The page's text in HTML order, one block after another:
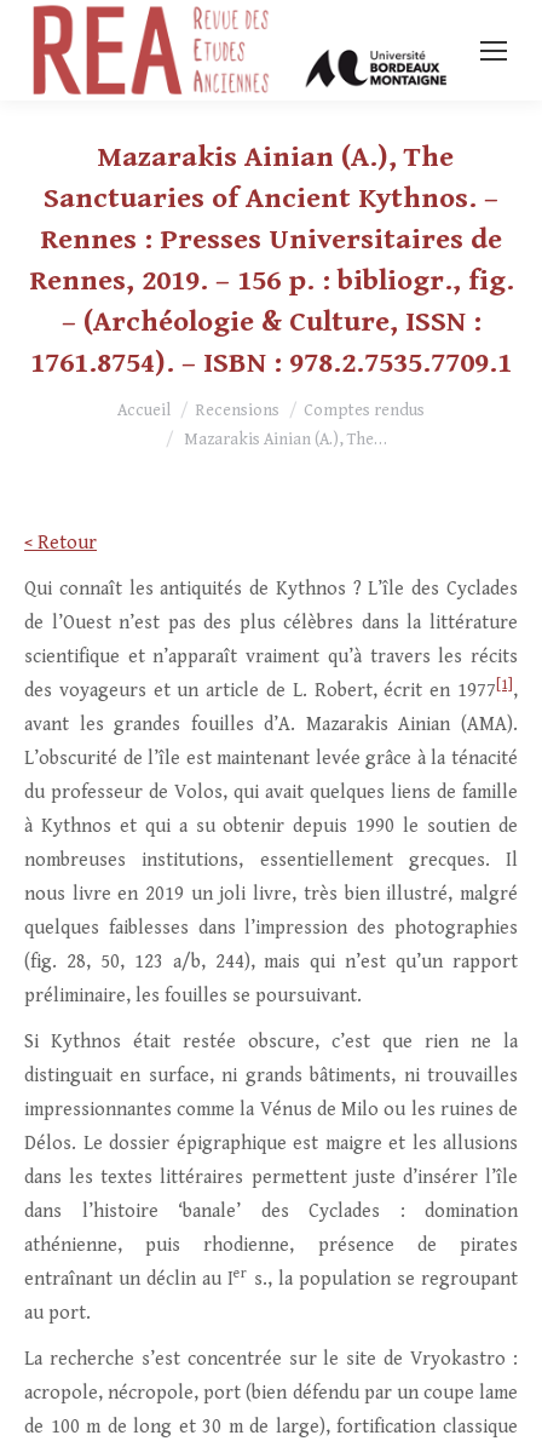
Mazarakis Ainian (A.), The
Sanctuaries of Ancient Kythnos. –
Rennes : Presses Universitaires de
Rennes, 2019. – 156 p. : bibliogr., fig.
– (Archéologie & Culture, ISSN :
1761.8754). – ISBN : 978.2.7535.7709.1
Vous êtes ici :Accueil Recensions
Comptes rendus
Mazarakis Ainian (A.), The…
< Retour
Qui connaît les antiquités de Kythnos ? L’île des Cyclades
de l’Ouest n’est pas des plus célèbres dans la littérature
scientifique et n’apparaît vraiment qu’à travers les récits
des voyageurs et un article de L. Robert, écrit en 1977 [1] ,
avant les grandes fouilles d’A. Mazarakis Ainian (AMA).
L’obscurité de l’île est maintenant levée grâce à la ténacité
du professeur de Volos, qui avait quelques liens de famille
à Kythnos et qui a su obtenir depuis 1990 le soutien de
nombreuses institutions, essentiellement grecques. Il
nous livre en 2019 un joli livre, très bien illustré, malgré
quelques faiblesses dans l’impression des photographies
(fig. 28, 50, 123 a/b, 244), mais qui n’est qu’un rapport
préliminaire, les fouilles se poursuivant.
Si Kythnos était restée obscure, c’est que rien ne la
distinguait en surface, ni grands bâtiments, ni trouvailles
impressionnantes comme la Vénus de Milo ou les ruines de
Délos. Le dossier épigraphique est maigre et les allusions
dans les textes littéraires permettent juste d’insérer l’île
dans l’histoire ‘banale’ des Cyclades : domination
athénienne, puis rhodienne, présence de pirates
entraînant un déclin au Ier s., la population se regroupant
au port.
La recherche s’est concentrée sur le site de Vryokastro :
acropole, nécropole, port (bien défendu par un coupe lame
de 100 m de long et 30 m de large), fortification classique